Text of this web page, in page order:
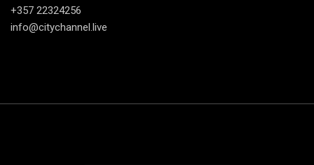
+357 22324256
info@citychannel.live